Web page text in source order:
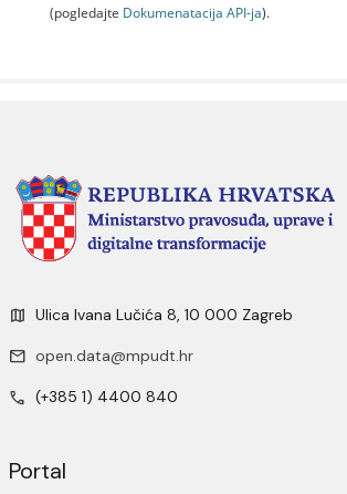
(pogledajte Dokumenаtаcijа API-jа).